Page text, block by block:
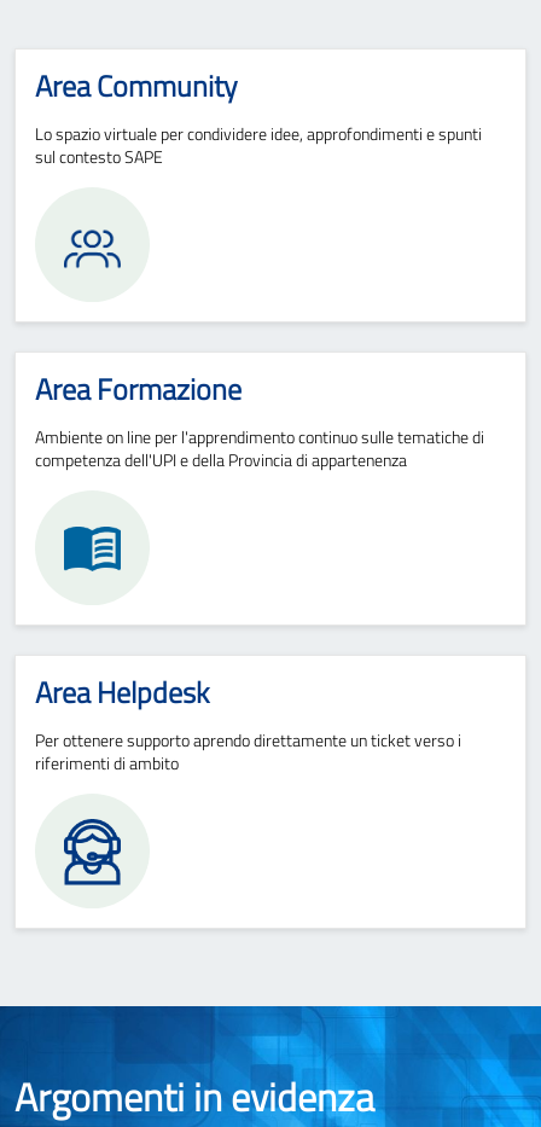
Area Community
Lo spazio virtuale per condividere idee, approfondimenti e spunti
sul contesto SAPE
Area Formazione
Ambiente on line per l'apprendimento continuo sulle tematiche di
competenza dell'UPI e della Provincia di appartenenza
Area Helpdesk
Per ottenere supporto aprendo direttamente un ticket verso i
riferimenti di ambito
Argomenti in evidenza